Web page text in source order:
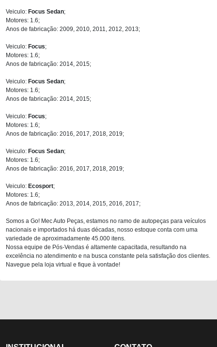
Veiculo: Focus Sedan;
Motores: 1.6;
Anos de fabricação: 2009, 2010, 2011, 2012, 2013;
Veiculo: Focus;
Motores: 1.6;
Anos de fabricação: 2014, 2015;
Veiculo: Focus Sedan;
Motores: 1.6;
Anos de fabricação: 2014, 2015;
Veiculo: Focus;
Motores: 1.6;
Anos de fabricação: 2016, 2017, 2018, 2019;
Veiculo: Focus Sedan;
Motores: 1.6;
Anos de fabricação: 2016, 2017, 2018, 2019;
Veiculo: Ecosport;
Motores: 1.6;
Anos de fabricação: 2013, 2014, 2015, 2016, 2017;
Somos a Go! Mec Auto Peças, estamos no ramo de autopeças para veículos
nacionais e importados há duas décadas, nosso estoque conta com uma
variedade de aproximadamente 45.000 itens.
Nossa equipe de Pós-Vendas é altamente capacitada, resultando na
excelência no atendimento e na busca constante pela satisfação dos clientes.
Navegue pela loja virtual e fique à vontade!